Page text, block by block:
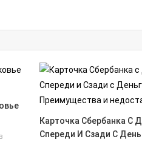
Карточка Сбербанка С
Спереди И Сзади С